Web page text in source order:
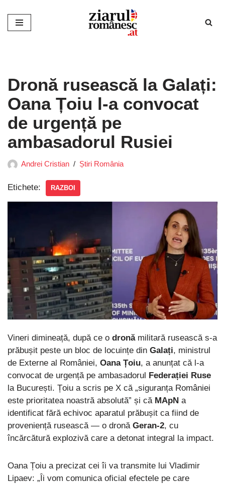
Sari
Dronă rusească la Galați:
Oana Țoiu l-a convocat
de urgență pe
ambasadorul Rusiei
Andrei Cristian Știri România
Etichete: RAZBOI
Vineri dimineață, după ce o dronămilitară rusească s-a
prăbușit peste un bloc de locuințe din Galați, ministrul
de Externe al României, Oana Țoiu, a anunțat că l-a
convocat de urgență pe ambasadorul Federației Ruse
la București. Țoiu a scris pe X că „siguranța României
este prioritatea noastră absolută” și că MApN a
identificat fără echivoc aparatul prăbușit ca fiind de
proveniență rusească — o dronă Geran-2, cu
încărcătură explozivă care a detonat integral la impact.
Oana Țoiu a precizat cei îi va transmite lui Vladimir
Lipaev: „Îi vom comunica oficial efectele pe care